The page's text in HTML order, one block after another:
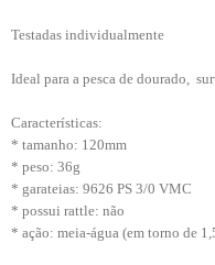
Testadas individualmente
Ideal para a pesca de dourado,
Características:
* tamanho: 120mm
* peso: 36g
* garateias: 9626 PS 3/0 VMC
* possui rattle: não
* ação: meia-água (em torno de